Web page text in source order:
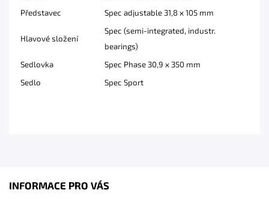
Představec
Spec adjustable 31,8 x 105 mm
Hlavové složení
Spec (semi-integrated, industr.
bearings)
Sedlovka
Spec Phase 30,9 x 350 mm
Sedlo
Spec Sport
INFORMACE PRO VÁS